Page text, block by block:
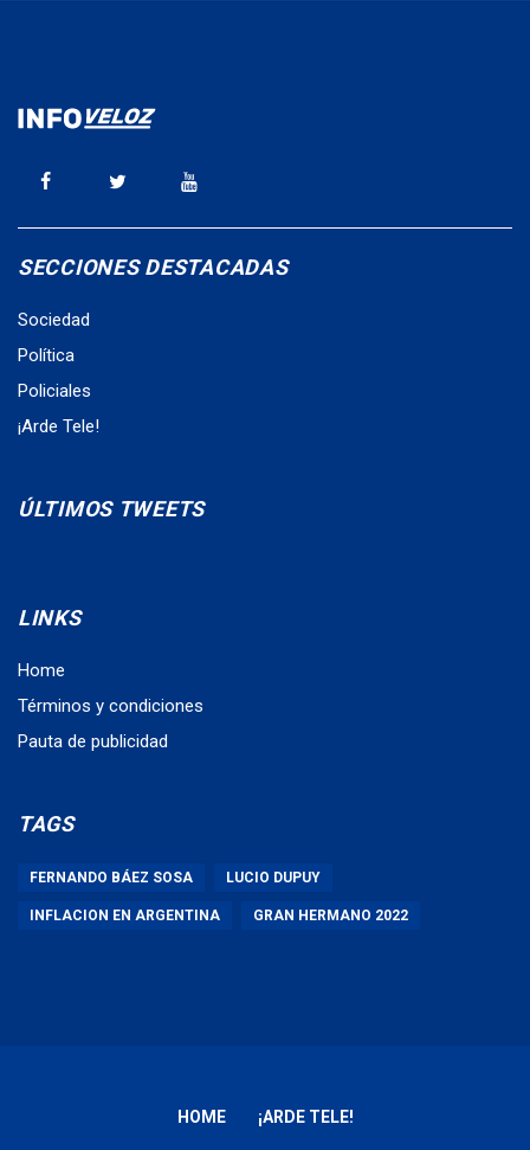
SECCIONES DESTACADAS
Sociedad
Política
Policiales
¡Arde Tele!
ÚLTIMOS TWEETS
LINKS
Home
Términos y condiciones
Pauta de publicidad
TAGS
FERNANDO BÁEZ SOSA LUCIO DUPUY
INFLACION EN ARGENTINA GRAN HERMANO 2022
HOME ¡ARDE TELE!